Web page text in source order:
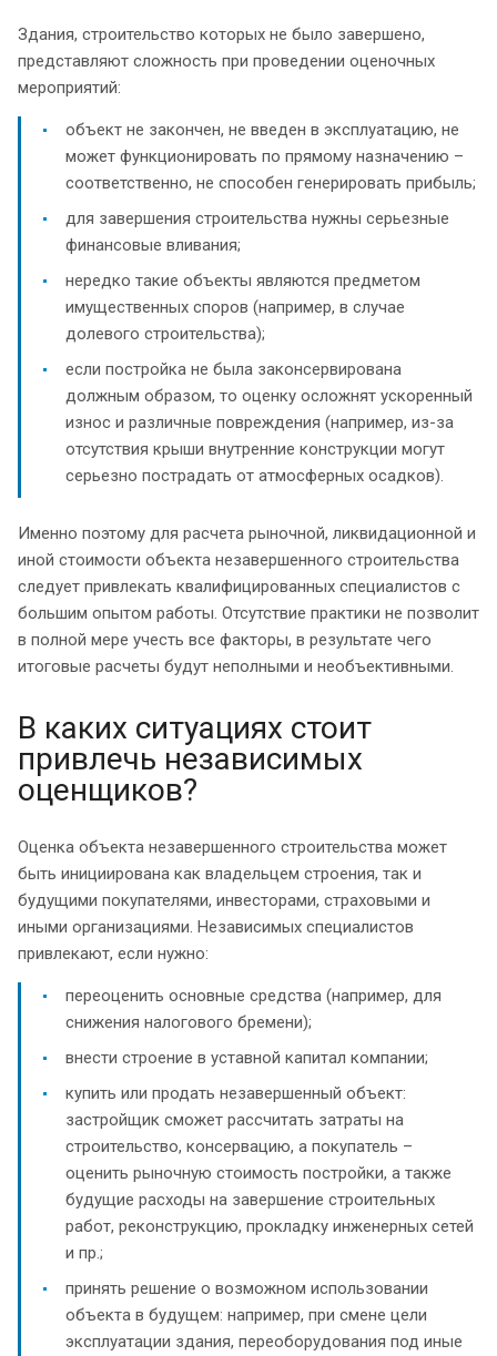
Здания, строительство которых не было завершено,
представляют сложность при проведении оценочных
мероприятий:
объект не закончен, не введен в эксплуатацию, не
может функционировать по прямому назначению –
соответственно, не способен генерировать прибыль;
для завершения строительства нужны серьезные
финансовые вливания;
нередко такие объекты являются предметом
имущественных споров (например, в случае
долевого строительства);
если постройка не была законсервирована
должным образом, то оценку осложнят ускоренный
износ и различные повреждения (например, из-за
отсутствия крыши внутренние конструкции могут
серьезно пострадать от атмосферных осадков).
Именно поэтому для расчета рыночной, ликвидационной и
иной стоимости объекта незавершенного строительства
следует привлекать квалифицированных специалистов с
большим опытом работы. Отсутствие практики не позволит
в полной мере учесть все факторы, в результате чего
итоговые расчеты будут неполными и необъективными.
В каких ситуациях стоит
привлечь независимых
оценщиков?
Оценка объекта незавершенного строительства может
быть инициирована как владельцем строения, так и
будущими покупателями, инвесторами, страховыми и
иными организациями. Независимых специалистов
привлекают, если нужно:
переоценить основные средства (например, для
снижения налогового бремени);
внести строение в уставной капитал компании;
купить или продать незавершенный объект:
застройщик сможет рассчитать затраты на
строительство, консервацию, а покупатель –
оценить рыночную стоимость постройки, а также
будущие расходы на завершение строительных
работ, реконструкцию, прокладку инженерных сетей
и пр.;
принять решение о возможном использовании
объекта в будущем: например, при смене цели
эксплуатации здания, переоборудования под иные